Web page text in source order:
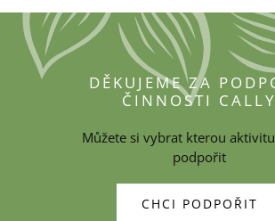
DĚKUJEME ZA
ČINNOSTI CALLY
Můžete si vybrat kterou
podpořit
CHCI PODPOŘIT